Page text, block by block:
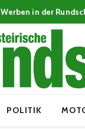
Werben in der
POLITIK